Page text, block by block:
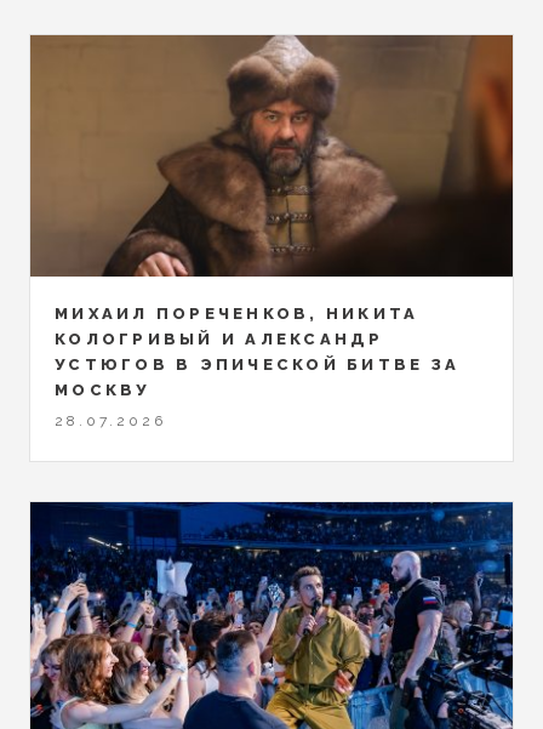
МИХАИЛ ПОРЕЧЕНКОВ, НИКИТА
КОЛОГРИВЫЙ И АЛЕКСАНДР
УСТЮГОВ В ЭПИЧЕСКОЙ БИТВЕ ЗА
МОСКВУ
28.07.2026